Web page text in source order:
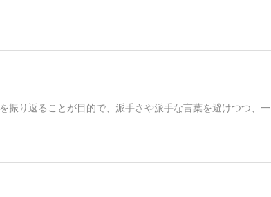
振り返ることが目的で、派手さや派手な言葉を避けつつ、一